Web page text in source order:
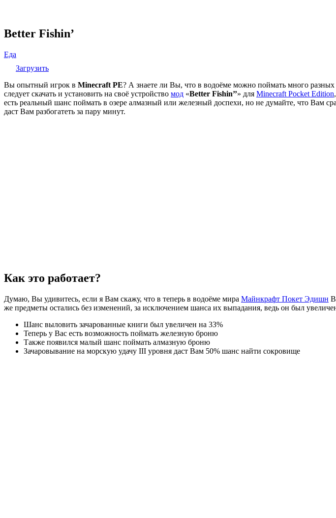
Better Fishin’
Еда
Загрузить
Вы опытный игрок в Minecraft PE? А знаете ли Вы, что в водоёме можно поймать много
следует скачать и установить на своё устройство мод «Better Fishin’’» для Minecraft Pocket Edition
есть реальный шанс поймать в озере алмазный или железный доспехи, но не думайте, что Вам
даст Вам разбогатеть за пару минут.
Как это работает?
Думаю, Вы удивитесь, если я Вам скажу, что в теперь в водоёме мира Майнкрафт Покет Эдишн
же предметы остались без изменений, за исключением шанса их выпадания, ведь он был
Шанс выловить зачарованные книги был увеличен на 33%
Теперь у Вас есть возможность поймать железную броню
Также появился малый шанс поймать алмазную броню
Зачаровывание на морскую удачу III уровня даст Вам 50% шанс найти сокровище